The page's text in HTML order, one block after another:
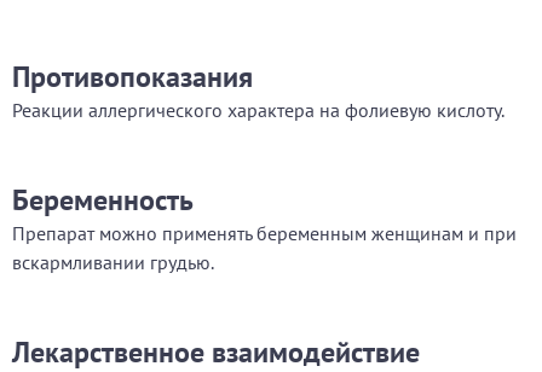
Противопоказания
Реакции аллергического характера на фолиевую кислоту.
Беременность
Препарат можно применять беременным женщинам и при
вскармливании грудью.
Лекарственное взаимодействие